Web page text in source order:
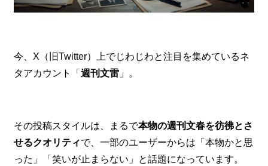
今、X（旧Twitter）上でじわじわと注目を集めているネ
タアカウント「 週刊文雷 」。
その投稿スタイルは、まるで本物の週刊文春を彷彿とさ
せるクオリティで、一部のユーザーからは「本物かと思
った」「笑いが止まらない」と話題になっています。